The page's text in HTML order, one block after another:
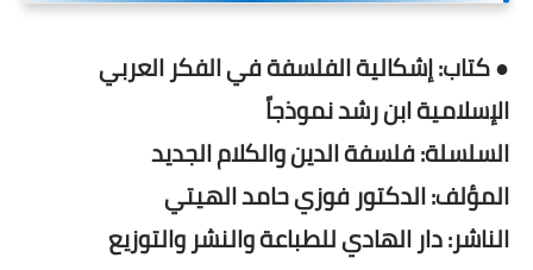
● كتاب: إشكالية الفلسفة في الفكر العربي
الإسلامية ابن رشد نموذجاً
السلسلة: فلسفة الدين والكلام الجديد
المؤلف: الدكتور فوزي حامد الهيتي
الناشر: دار الهادي للطباعة والنشر والتوزيع